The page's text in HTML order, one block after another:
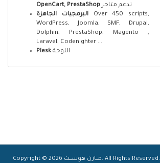
OpenCart, PrestaShop تدعم متاجر
البرمجيات الجاهزةOver 450 scripts,
WordPress, Joomla, SMF, Drupal,
Dolphin, PrestaShop, Magento ,
Laravel, Codenighter ...
Plesk اللوحة
Copyright © 2026 مـــازن هوســــت. All Rights Reserved.